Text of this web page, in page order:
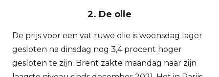
2. De olie
De prijs voor een vat ruwe olie is woensdag lager
gesloten na dinsdag nog 3,4 procent hoger
gesloten te zijn. Brent zakte maandag naar zijn